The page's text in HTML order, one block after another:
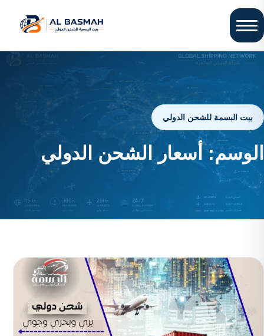
بيت البسمة للشحن الدولي
الوسم: أسعار الشحن الدولي